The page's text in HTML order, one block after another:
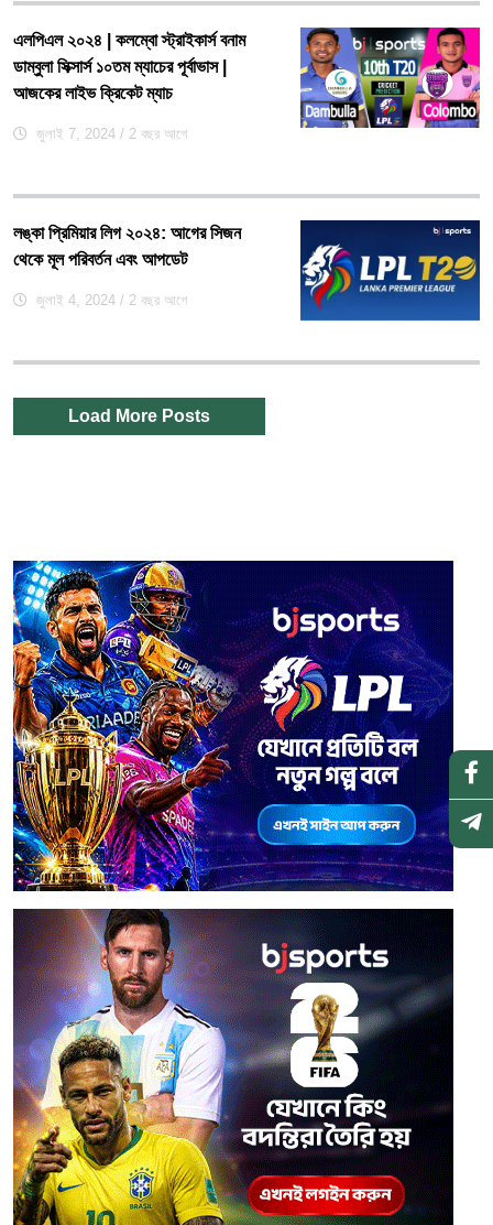
এলপিএল ২০২৪ | কলম্বো স্ট্রাইকার্স বনাম
ডাম্বুলা সিক্সার্স ১০তম ম্যাচের পূর্বাভাস |
আজকের লাইভ ক্রিকেট ম্যাচ
জুলাই 7, 2024 / 2 বছর আগে
লঙ্কা প্রিমিয়ার লিগ ২০২৪: আগের সিজন
থেকে মূল পরিবর্তন এবং আপডেট
জুলাই 4, 2024 / 2 বছর আগে
Load More Posts